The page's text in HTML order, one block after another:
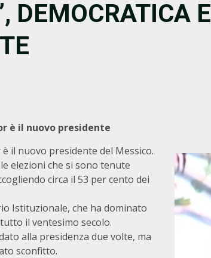
DEMOCRATICA E
è il nuovo presidente
il nuovo presidente del Messico.
elezioni che si sono tenute
circa il 53 per cento dei
Istituzionale, che ha dominato
il ventesimo secolo.
alla presidenza due volte, ma
sconfitto.